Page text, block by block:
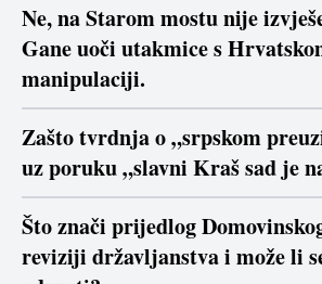
Ne, na Starom mostu nije
Gane uoči utakmice s
manipulaciji.
Zašto tvrdnja o „srpskom
uz poruku „slavni Kraš sad je
Što znači prijedlog
reviziji državljanstva i može li